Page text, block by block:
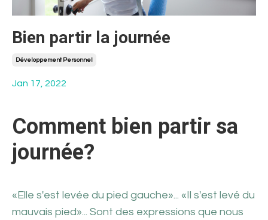
Bien partir la journée
Développement Personnel
Jan 17, 2022
Comment bien partir sa
journée?
«Elle s'est levée du pied gauche»... «Il s'est levé du
mauvais pied»... Sont des expressions que nous